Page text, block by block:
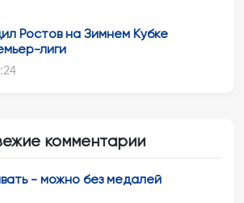
Ростов на Зимнем Кубке
лиги
комментарии
- можно без медалей